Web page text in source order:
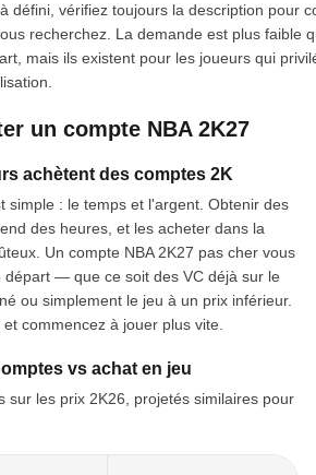
défini, vérifiez toujours la description pour
recherchez. La demande est plus faible
mais ils existent pour les joueurs qui
un compte NBA 2K27
achètent des comptes 2K
simple : le temps et l'argent. Obtenir des
des heures, et les acheter dans la
Un compte NBA 2K27 pas cher vous
départ — que ce soit des VC déjà sur le
ou simplement le jeu à un prix inférieur.
commencez à jouer plus vite.
vs achat en jeu
sur les prix 2K26, projetés similaires pour